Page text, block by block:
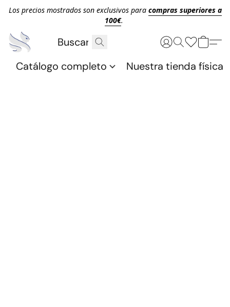
Los precios mostrados son exclusivos para compras superiores a
100€.
Catálogo completo Nuestra tienda física